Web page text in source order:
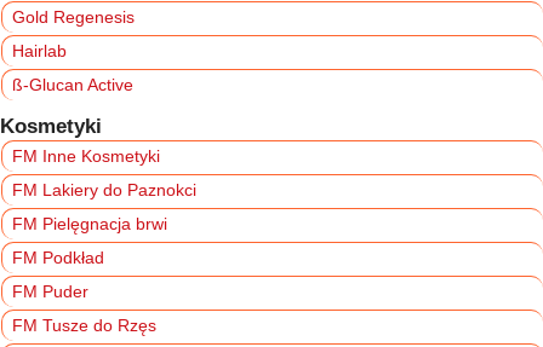
Gold Regenesis
Hairlab
ß-Glucan Active
Kosmetyki
FM Inne Kosmetyki
FM Lakiery do Paznokci
FM Pielęgnacja brwi
FM Podkład
FM Puder
FM Tusze do Rzęs